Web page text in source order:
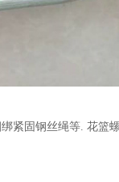
紧固钢丝绳等. 花篮